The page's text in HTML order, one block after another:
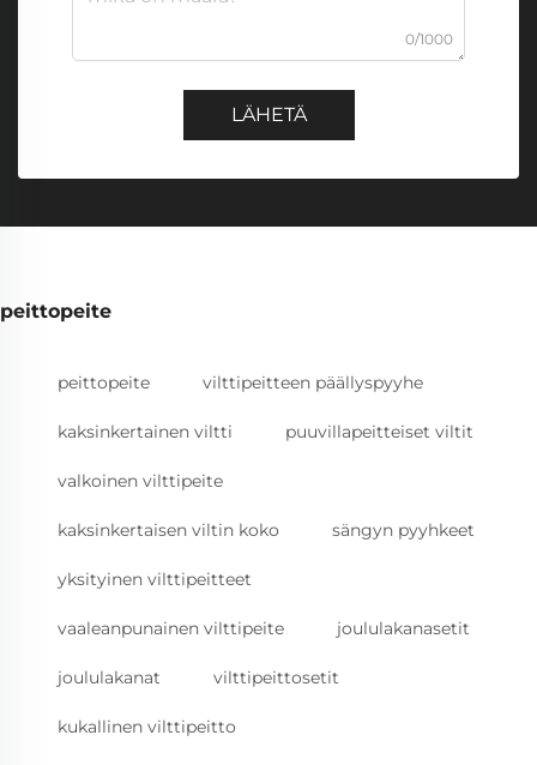
0/1000
LÄHETÄ
peittopeite
peittopeite vilttipeitteen päällyspyyhe
kaksinkertainen viltti puuvillapeitteiset viltit
valkoinen vilttipeite
kaksinkertaisen viltin koko sängyn pyyhkeet
yksityinen vilttipeitteet
vaaleanpunainen vilttipeite joululakanasetit
joululakanat vilttipeittosetit
kukallinen vilttipeitto